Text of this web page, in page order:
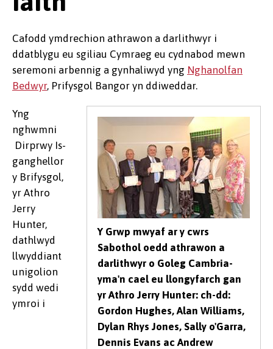
Cafodd ymdrechion athrawon a darlithwyr i
ddatblygu eu sgiliau Cymraeg eu cydnabod mewn
seremoni arbennig a gynhaliwyd yng Nghanolfan
Bedwyr, Prifysgol Bangor yn ddiweddar.
Y Grwp mwyaf ar y cwrs
Sabothol oedd athrawon a
darlithwyr o Goleg Cambria-
yma'n cael eu llongyfarch gan
yr Athro Jerry Hunter: ch-dd:
Gordon Hughes, Alan Williams,
Dylan Rhys Jones, Sally o'Garra,
Dennis Evans ac Andrew
Yng
nghwmni
Dirprwy Is-
ganghellor
y Brifysgol,
yr Athro
Jerry
Hunter,
dathlwyd
llwyddiant
unigolion
sydd wedi
ymroi i